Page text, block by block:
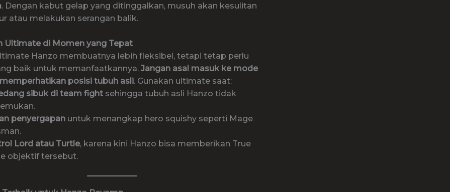
. Dengan kabut gelap yang ditinggalkan, musuh akan kesulitan
atau melakukan serangan balik.
Ultimate di Momen yang Tepat
Hanzo membuatnya lebih fleksibel, tetapi tetap perlu
baik untuk memanfaatkannya. Jangan asal masuk ke mode
posisi tubuh asli. Gunakan ultimate saat:
sibuk di team fight sehingga tubuh asli Hanzo tidak
penyergapan untuk menangkap hero squishy seperti Mage
Lord atau Turtle, karena kini Hanzo bisa memberikan True
objektif tersebut.